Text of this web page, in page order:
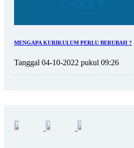
MENGAPA KURIKULUM PERLU BERUBAH ?
Tanggal 04-10-2022 pukul 09:26